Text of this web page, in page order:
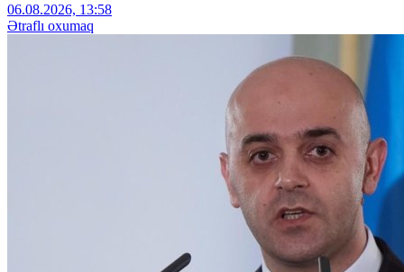
06.08.2026, 13:58
Ətraflı oxumaq